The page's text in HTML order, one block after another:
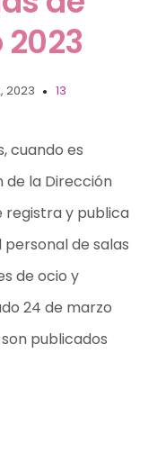
2023
13
cuando es
de la Dirección
registra y publica
de salas
de ocio y
24 de marzo
publicados